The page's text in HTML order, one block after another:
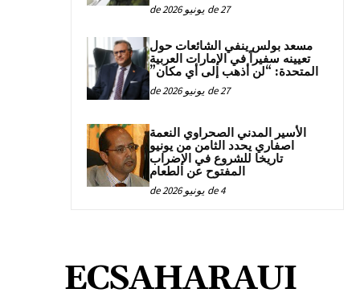
27 de يونيو de 2026
مسعد بولس ينفي الشائعات حول
تعيينه سفيراً في الإمارات العربية
المتحدة: “لن أذهب إلى أي مكان”
27 de يونيو de 2026
الأسير المدني الصحراوي النعمة
اصفاري يحدد الثامن من يونيو
تاريخا للشروع في الإضراب
المفتوح عن الطعام
4 de يونيو de 2026
ECSAHARAUI